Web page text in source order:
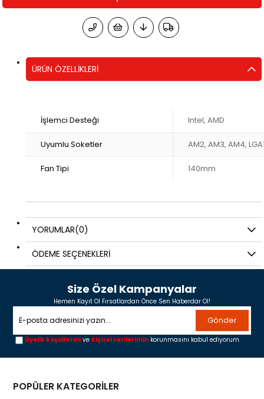
ÜRÜN ÖZELLIKLERI
İşlemci Desteği Intel, AMD
Uyumlu Soketler AM2, AM3, AM4,
Fan Tipi 140mm
YORUMLAR(0)
ÖDEME SEÇENEKLERI
Size Özel Kampanyalar
Hemen Kayıt Ol Fırsatlardan Önce Sen Haberdar Ol!
Gönder
Üyelik koşullarını ve kişisel verilerimin korunmasını kabul ediyorum.
POPÜLER KATEGORİLER